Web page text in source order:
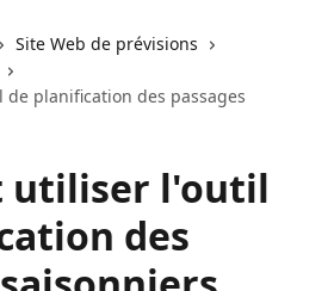
Site Web de prévisions
planification des passages
utiliser l'outil
des